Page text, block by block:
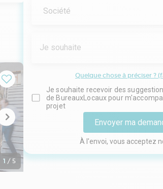
1 / 5
Société
Je souhaite
Quelque chose à préciser ?
Je souhaite recevoir des
de BureauxLocaux pour
projet
Envoyer ma
À l'envoi, vous acceptez